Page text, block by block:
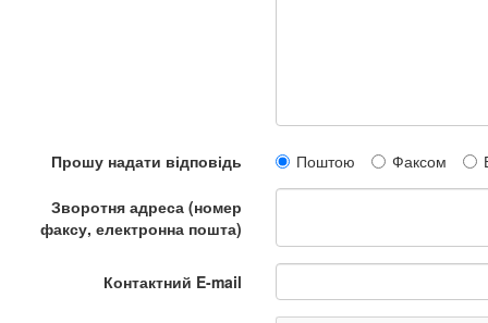
Прошу надати відповідь Поштою Факсом
Зворотня адреса (номер
факсу, електронна пошта)
Контактний E-mail